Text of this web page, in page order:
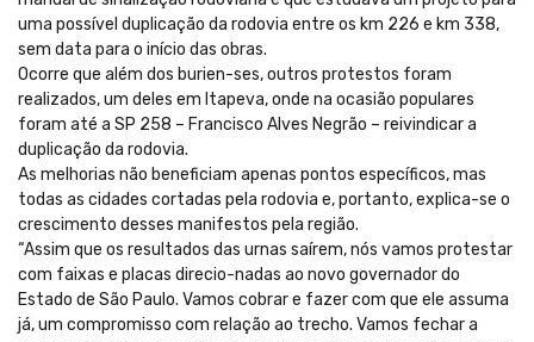
uma possível duplicação da rodovia entre os km 226 e km 338,
sem data para o início das obras.
Ocorre que além dos burien-ses, outros protestos foram
realizados, um deles em Itapeva, onde na ocasião populares
foram até a SP 258 – Francisco Alves Negrão – reivindicar a
duplicação da rodovia.
As melhorias não beneficiam apenas pontos específicos, mas
todas as cidades cortadas pela rodovia e, portanto, explica-se o
crescimento desses manifestos pela região.
“Assim que os resultados das urnas saírem, nós vamos protestar
com faixas e placas direcio-nadas ao novo governador do
Estado de São Paulo. Vamos cobrar e fazer com que ele assuma
já, um compromisso com relação ao trecho. Vamos fechar a